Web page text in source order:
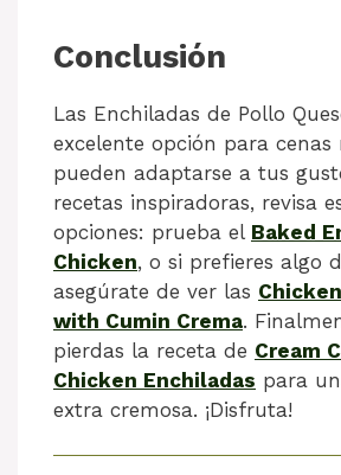
Conclusión
Las Enchiladas de Pollo
excelente opción para cenas
pueden adaptarse a tus
recetas inspiradoras, revisa
opciones: prueba el Baked
Chicken, o si prefieres algo
asegúrate de ver las
with Cumin Crema.
pierdas la receta de Cream
Chicken Enchiladas para
extra cremosa. ¡Disfruta!